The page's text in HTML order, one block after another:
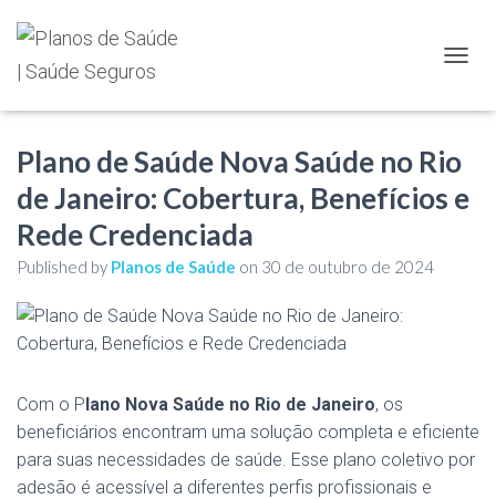
​​Plano de Saúde Nova Saúde no Rio
de Janeiro​: Cobertura, Benefícios e
Rede Credenciada
Published by Planos de Saúde on 30 de outubro de 2024
Com o Plano Nova Saúde no Rio de Janeiro, os
beneficiários encontram uma solução completa e eficiente
para suas necessidades de saúde. Esse plano coletivo por
adesão é acessível a diferentes perfis profissionais e